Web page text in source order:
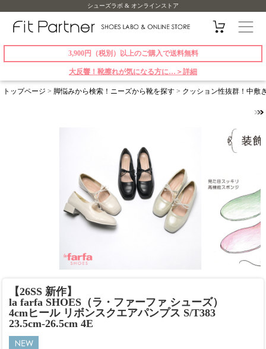
シューズラボ & オンラインストア
3,900円（税別）以上のご購入で送料無料
大反響！靴擦れが気になる方に…＞詳細
トップページ > 脚悩みから検索！ニーズから靴を探す > クッション性抜群！中敷
【26SS 新作】
la farfa SHOES（ラ・ファーファ シューズ）
4cmヒール リボンスクエアパンプス S/T383
23.5cm-26.5cm 4E